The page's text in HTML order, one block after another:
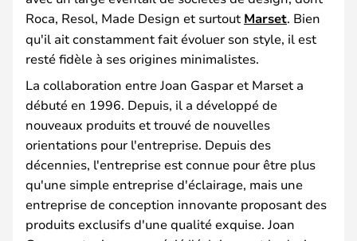
Roca, Resol, Made Design et surtout Marset. Bien
qu'il ait constamment fait évoluer son style, il est
resté fidèle à ses origines minimalistes.
La collaboration entre Joan Gaspar et Marset a
débuté en 1996. Depuis, il a développé de
nouveaux produits et trouvé de nouvelles
orientations pour l'entreprise. Depuis des
décennies, l'entreprise est connue pour être plus
qu'une simple entreprise d'éclairage, mais une
entreprise de conception innovante proposant des
produits exclusifs d'une qualité exquise. Joan